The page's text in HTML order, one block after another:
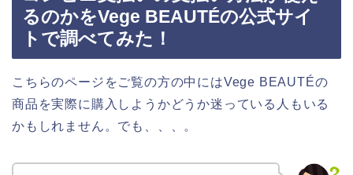
るのかをVege BEAUTÉの公式サイ
トで調べてみた！
こちらのページをご覧の方の中にはVege BEAUTÉの
商品を実際に購入しようかどうか迷っている人もいる
かもしれません。でも、、、。